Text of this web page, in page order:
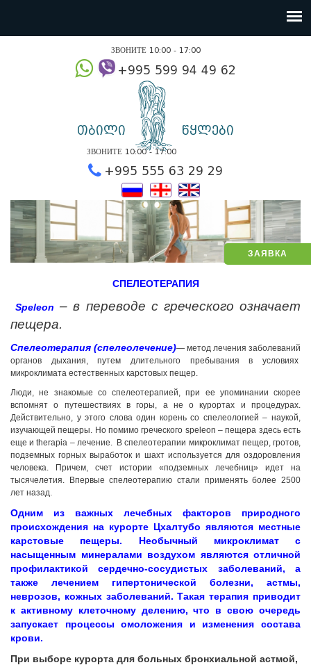
ЗАЯВКА
ЗВОНИТЕ 10:00 - 17:00
თბილი წყლები
ЗВОНИТЕ 10:00 - 17:00
+995 555 63 29
СПЕЛЕОТЕРАПИЯ
Speleon – в переводе с греческого означает
пещера.
Спелеотерапия (спелеолечение)— метод лечения заболеваний
органов дыхания, путем длительного пребывания в условиях
микроклимата естественных карстовых пещер.
Люди, не знакомые со спелеотерапией, при ее упоминании скорее
вспомнят о путешествиях в горы, а не о курортах и процедурах.
Действительно, у этого слова один корень со спелеологией – наукой,
изучающей пещеры. Но помимо греческого speleon – пещера здесь есть
еще и therapia – лечение. В спелеотерапии микроклимат пещер, гротов,
подземных горных выработок и шахт используется для оздоровления
человека. Причем, счет истории «подземных лечебниц» идет на
тысячелетия. Впервые спелеотерапию стали применять более 2500
лет назад.
Одним из важных лечебных факторов природного
происхождения на курорте Цхалтубо являются местные
карстовые пещеры. Необычный микроклимат с
насыщенным минералами воздухом являются отличной
профилактикой сердечно-сосудистых заболеваний, а
также лечением гипертонической болезни, астмы,
неврозов, кожных заболеваний. Такая терапия приводит
к активному клеточному делению, что в свою очередь
запускает процессы омоложения и изменения состава
крови.
При выборе курорта для больных бронхиальной астмой,